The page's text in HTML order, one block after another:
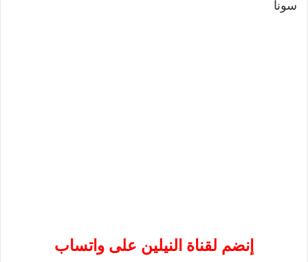
سونا
إنضم لقناة النيلين على واتساب